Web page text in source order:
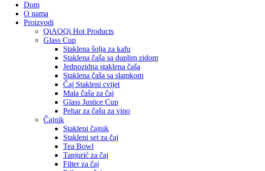
Dom
O nama
Proizvodi
QiAOQi Hot Products
Glass Cup
Staklena šolja za kafu
Staklena čaša sa duplim zidom
Jednozidna staklena čaša
Staklena čaša sa slamkom
Čaj Stakleni cvijet
Mala čaša za čaj
Glass Justice Cup
Pehar za čašu za vino
Čajnik
Stakleni čajnik
Stakleni set za čaj
Tea Bowl
Tanjurić za čaj
Filter za čaj